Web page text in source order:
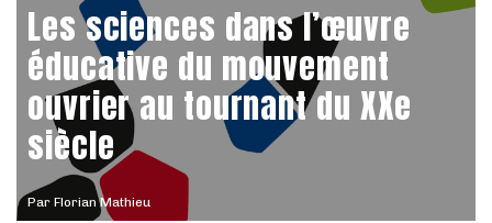
Par Florian Mathieu
Les sciences dans l’œuvre
éducative du mouvement
ouvrier au tournant du XXe
siècle